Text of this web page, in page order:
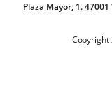
Plaza Mayor, 1.
Copyright